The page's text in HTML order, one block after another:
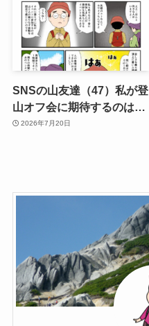
SNSの山友達（47）私が登
山オフ会に期待するのは…
2026年7月20日